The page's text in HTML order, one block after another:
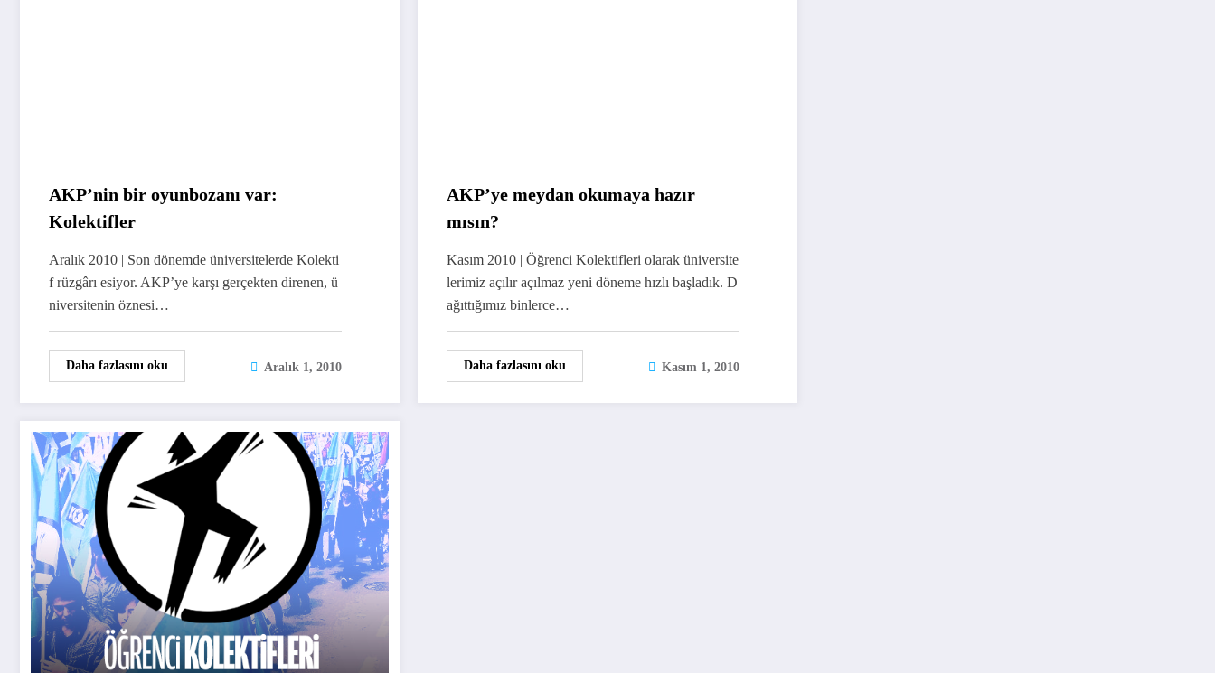
AKP’nin bir oyunbozanı var:
Kolektifler
Aralık 2010 | Son dönemde üniversitelerde Kolekti
f rüzgârı esiyor. AKP’ye karşı gerçekten direnen, ü
niversitenin öznesi…
Daha fazlasını oku Aralık 1, 2010
AKP’ye meydan okumaya hazır
mısın?
Kasım 2010 | Öğrenci Kolektifleri olarak üniversite
lerimiz açılır açılmaz yeni döneme hızlı başladık. D
ağıttığımız binlerce…
Daha fazlasını oku Kasım 1, 2010